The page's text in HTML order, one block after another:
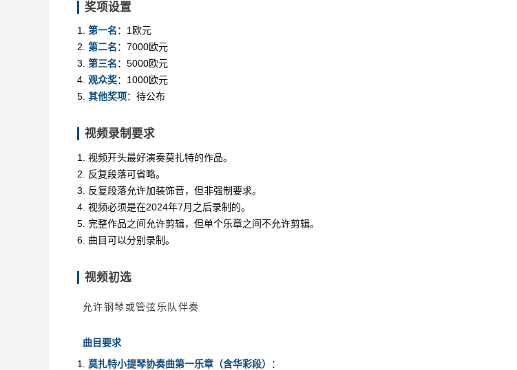
奖项设置
1. 第一名：1欧元
2. 第二名：7000欧元
3. 第三名：5000欧元
4. 观众奖：1000欧元
5. 其他奖项：待公布
视频录制要求
1. 视频开头最好演奏莫扎特的作品。
2. 反复段落可省略。
3. 反复段落允许加装饰音，但非强制要求。
4. 视频必须是在2024年7月之后录制的。
5. 完整作品之间允许剪辑，但单个乐章之间不允许剪辑。
6. 曲目可以分别录制。
视频初选
允许钢琴或管弦乐队伴奏
曲目要求
1. 莫扎特小提琴协奏曲第一乐章（含华彩段）
：